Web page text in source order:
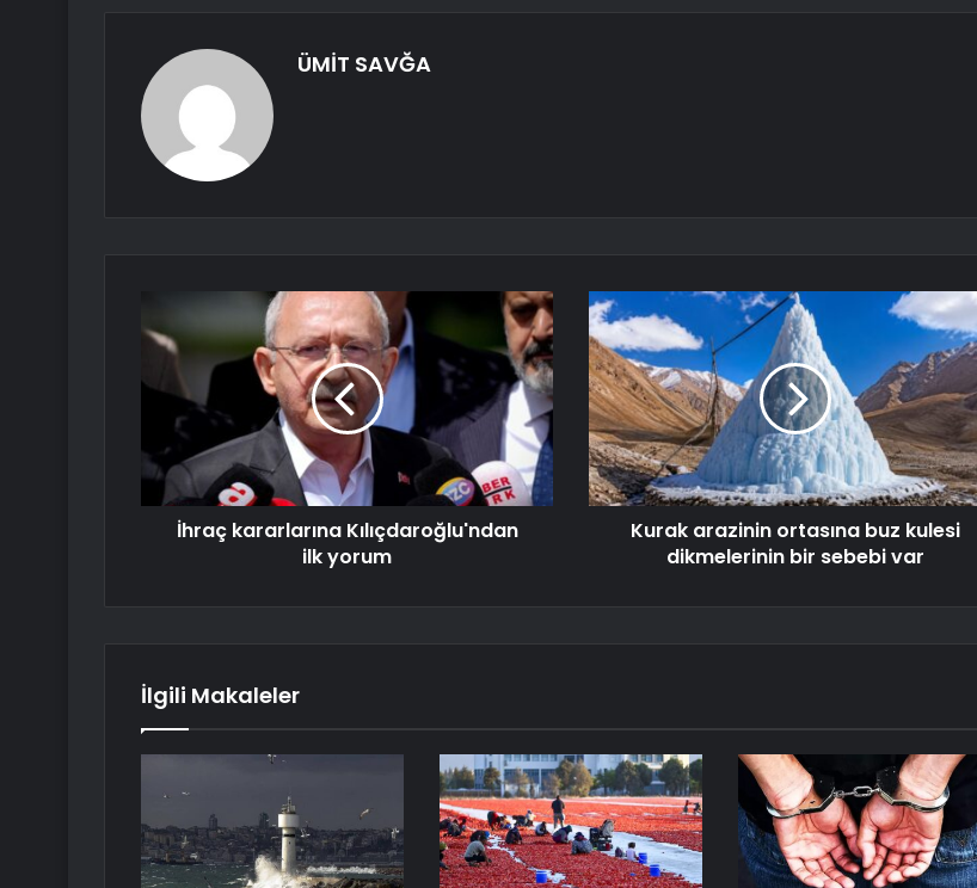
ÜMİT SAVĞA
İhraç kararlarına Kılıçdaroğlu'ndan
ilk yorum
Kurak arazinin ortasına buz kulesi
dikmelerinin bir sebebi var
İlgili Makaleler